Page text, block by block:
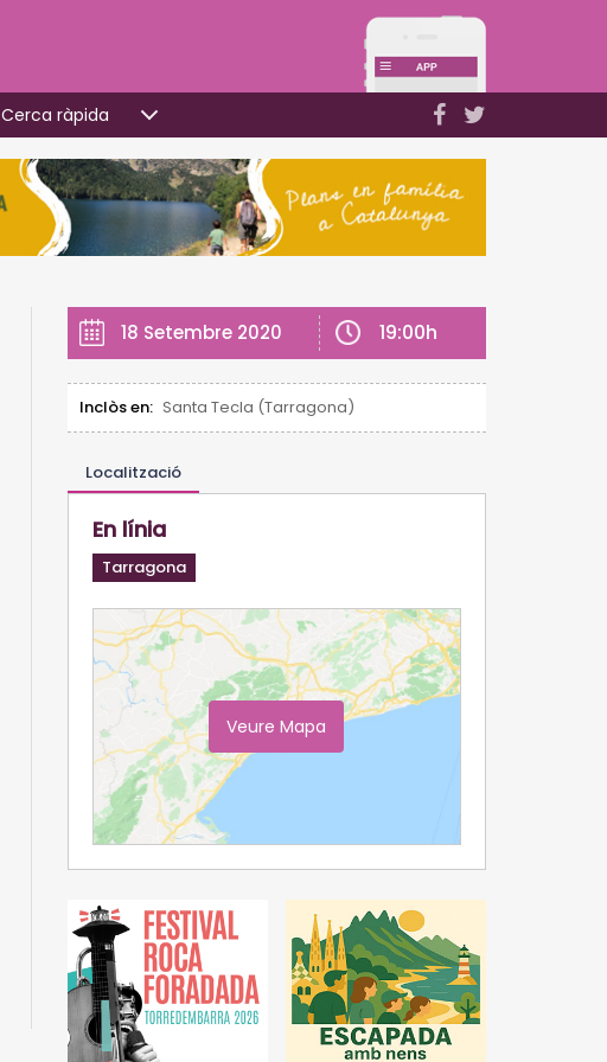
Cerca ràpida
18 Setembre 2020 19:00h
Inclòs en: Santa Tecla (Tarragona)
Localització
En línia
Tarragona
Veure Mapa